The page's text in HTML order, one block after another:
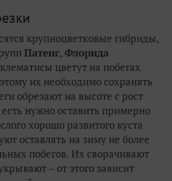
крупноцветковые гибриды,
Патенс,Флорида
цветут на побегах
их необходимо сохранять
обрезают на высоте с рост
нужно оставить примерно
хорошо развитого куста
оставлять на зиму не более
побегов. Их сворачивают
– от этого зависит